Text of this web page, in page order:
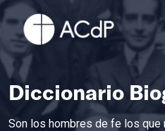
Diccionario
Son los hombres de fe los que